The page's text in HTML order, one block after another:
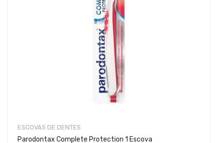
ESCOVAS DE DENTES
Parodontax Complete Protection 1 Escova